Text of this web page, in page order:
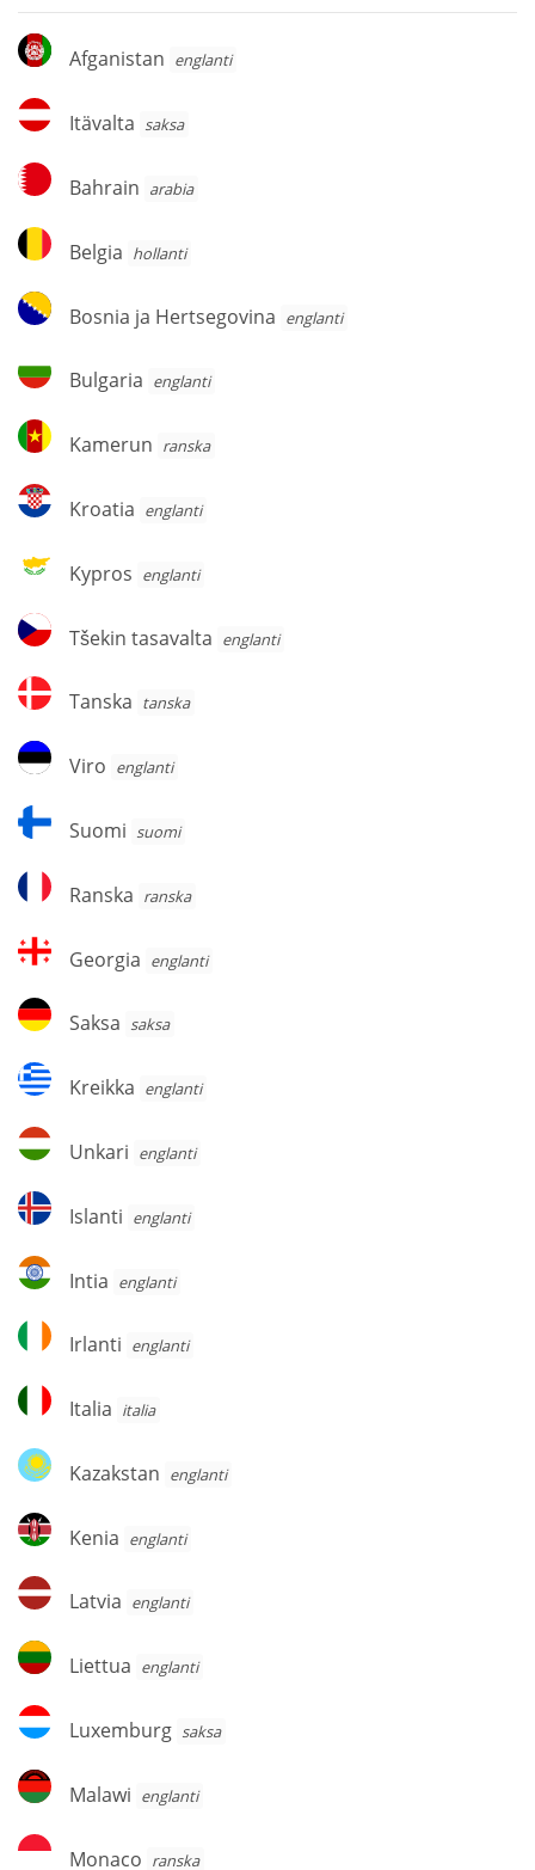
Afganistan
Afganistan englanti
Itävalta
Itävalta saksa
Bahrain
Bahrain arabia
Belgia
Belgia hollanti
Bosnia
ja
Bosnia ja Hertsegovina englanti
Bulgaria
Bulgaria englanti
Kamerun
Kamerun ranska
Kroatia
Kroatia englanti
Kypros
Kypros englanti
Tšekin
tasavalta
Tšekin tasavalta englanti
Tanska
Tanska tanska
Viro
Viro englanti
Suomi
Suomi suomi
Ranska
Ranska ranska
Georgia
Georgia englanti
Saksa
Saksa saksa
Kreikka
Kreikka englanti
Unkari
Unkari englanti
Islanti
Islanti englanti
Intia
Intia englanti
Irlanti
Irlanti englanti
Italia
Italia italia
Kazakstan
Kazakstan englanti
Kenia
Kenia englanti
Latvia
Latvia englanti
Liettua
Liettua englanti
Luxemburg
Luxemburg saksa
Malawi
Malawi englanti
Monaco
Monaco ranska